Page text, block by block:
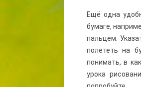
Ещё одна
бумаге,
пальцем.
полететь на
понимать, в
урока